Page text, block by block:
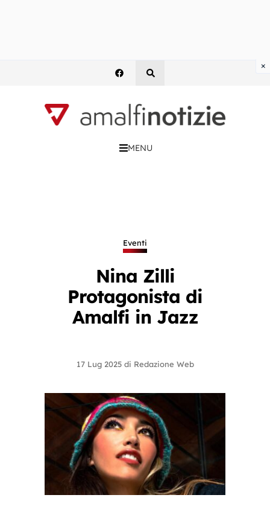
MENU
Eventi
Nina Zilli
Protagonista di
Amalfi in Jazz
17 Lug 2025 di Redazione Web
×